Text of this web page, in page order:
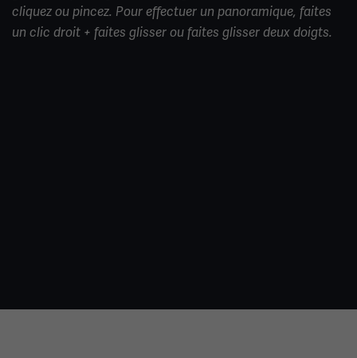
cliquez ou pincez. Pour effectuer un panoramique, faites
un clic droit + faites glisser ou faites glisser deux doigts.